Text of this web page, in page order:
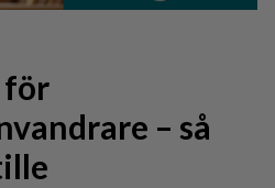
för
– så